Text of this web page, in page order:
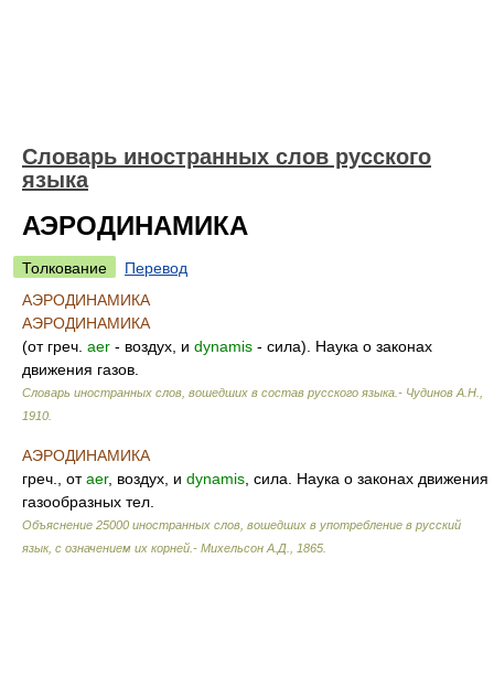
Словарь иностранных слов русского
языка
АЭРОДИНАМИКА
Толкование
Перевод
АЭРОДИНАМИКА
АЭРОДИНАМИКА
(от греч. aer - воздух, и dynamis - сила). Наука о законах
движения газов.
Словарь иностранных слов, вошедших в состав русского языка.- Чудинов А.Н.
1910
АЭРОДИНАМИКА
греч., отaer, воздух, и dynamis , сила. Наука о законах движения
газообразных тел.
Объяснение 25000 иностранных слов, вошедших в употребление в русский
язык, с означением их корней.- Михельсон А.Д.
1865